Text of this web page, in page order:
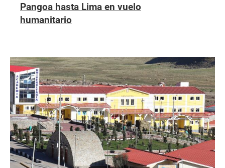
Pangoa hasta Lima en vuelo
humanitario